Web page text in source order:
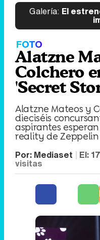
Galería: El
FOTO
Alatzne
Colchero
'Secret
Alatzne Mateos y
dieciséis
aspirantes
reality de Zeppelin
Por: Mediaset El:
visitas